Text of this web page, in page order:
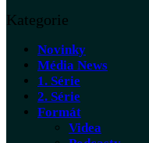
Kategorie
Novinky
Média News
1. Série
2. Série
Formát
Videa